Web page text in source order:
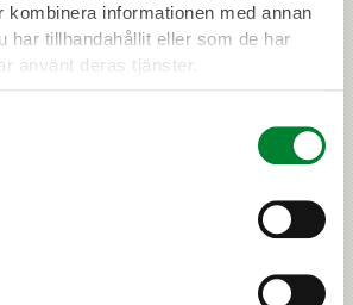
kombinera informationen med annan
har tillhandahållit eller som de har
använt deras tjänster.
uppskattningar av
av frivilliga
gjort. Naturresursinstitutet
rovdjursobservationer som